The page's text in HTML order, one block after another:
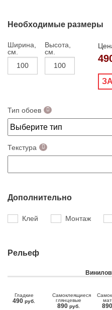
Необходимые размеры
Ширина,
см.
Высота,
см.
Тип обоев
Текстура
Дополнительно
Клей Монтаж
Рельеф
Гладкие
490 руб.
Самоклеящиеся
глянцевые
890 руб. 890